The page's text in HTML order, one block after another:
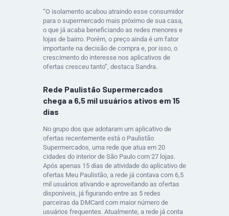
“O isolamento acabou atraindo esse consumidor
para o supermercado mais próximo de sua casa,
o que já acaba beneficiando as redes menores e
lojas de bairro. Porém, o preço ainda é um fator
importante na decisão de compra e, por isso, o
crescimento do interesse nos aplicativos de
ofertas cresceu tanto”, destaca Sandra.
Rede Paulistão Supermercados
chega a 6,5 mil usuários ativos em 15
dias
No grupo dos que adotaram um aplicativo de
ofertas recentemente está o Paulistão
Supermercados, uma rede que atua em 20
cidades do interior de São Paulo com 27 lojas.
Após apenas 15 dias de atividade do aplicativo de
ofertas Meu Paulistão, a rede já contava com 6,5
mil usuários ativando e aproveitando as ofertas
disponíveis, já figurando entre as 5 redes
parceiras da DMCard com maior número de
usuários frequentes. Atualmente, a rede já conta